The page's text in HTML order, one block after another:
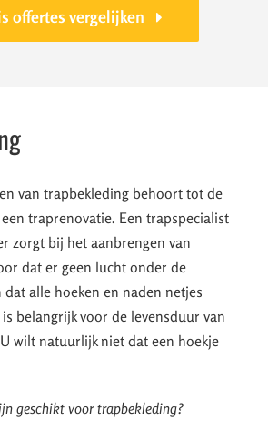
offertes vergelijken
van trapbekleding behoort tot de
traprenovatie. Een trapspecialist
zorgt bij het aanbrengen van
dat er geen lucht onder de
alle hoeken en naden netjes
belangrijk voor de levensduur van
wilt natuurlijk niet dat een hoekje
geschikt voor trapbekleding?